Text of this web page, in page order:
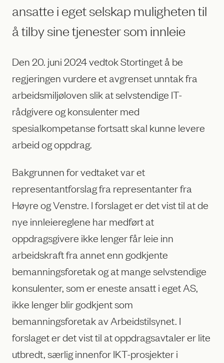
ansatte i eget selskap muligheten til
å tilby sine tjenester som innleie
Den 20. juni 2024 vedtok Stortinget å be
regjeringen vurdere et avgrenset unntak fra
arbeidsmiljøloven slik at selvstendige IT-
rådgivere og konsulenter med
spesialkompetanse fortsatt skal kunne levere
arbeid og oppdrag.
Bakgrunnen for vedtaket var et
representantforslag fra representanter fra
Høyre og Venstre. I forslaget er det vist til at de
nye innleiereglene har medført at
oppdragsgivere ikke lenger får leie inn
arbeidskraft fra annet enn godkjente
bemanningsforetak og at mange selvstendige
konsulenter, som er eneste ansatt i eget AS,
ikke lenger blir godkjent som
bemanningsforetak av Arbeidstilsynet. I
forslaget er det vist til at oppdragsavtaler er lite
utbredt, særlig innenfor IKT-prosjekter i